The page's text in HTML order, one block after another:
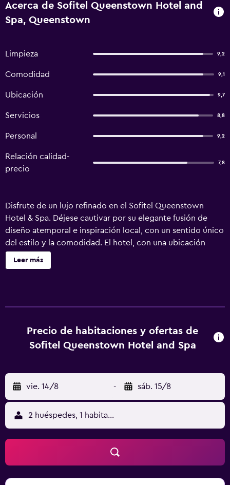
Acerca de Sofitel Queenstown Hotel and
Spa, Queenstown
Limpieza 9,2
Comodidad 9,1
Ubicación 9,7
Servicios 8,8
Personal 9,2
Relación calidad-
precio
7,8
Disfrute de un lujo refinado en el Sofitel Queenstown
Hotel & Spa. Déjese cautivar por su elegante fusión de
diseño atemporal e inspiración local, con un sentido único
del estilo y la comodidad. El hotel, con una ubicación
ideal en el centro de Queenstown, cuenta con 84
habitaciones y suites maravillosamente equipadas, dos
Leer más
Precio de habitaciones y ofertas de
Sofitel Queenstown Hotel and Spa
vie. 14/8 - sáb. 15/8
2 huéspedes, 1 habitación